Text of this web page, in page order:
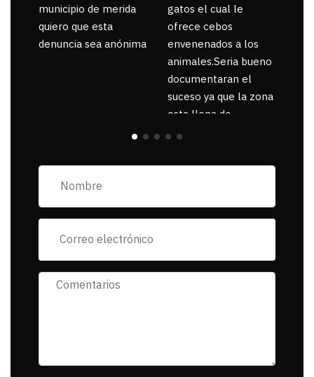
municipio de merida
quiero que esta
denuncia sea anónima
gatos el cual le
ofrece cebos
envenenados a los
animales.Seria bueno
documentaran el
suceso ya que la zona
esta llena de
pancartas de
exigiendo al asesino
muerta.